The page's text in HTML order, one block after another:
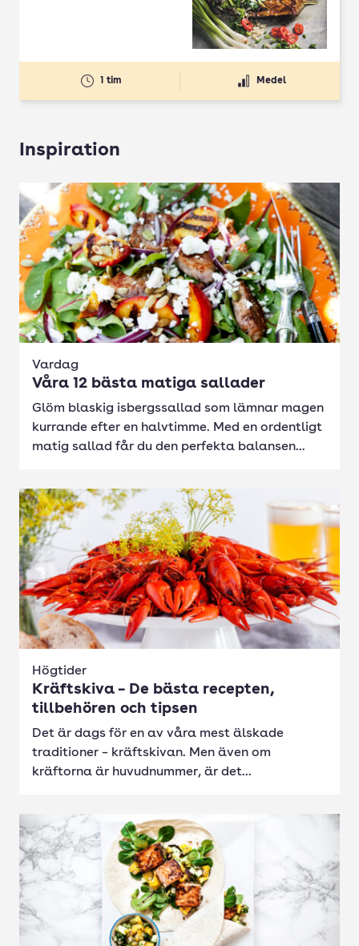
1 tim Medel
Inspiration
Vardag
Våra 12 bästa matiga sallader
Glöm blaskig isbergssallad som lämnar magen
kurrande efter en halvtimme. Med en ordentligt
matig sallad får du den perfekta balansen...
Högtider
Kräftskiva – De bästa recepten,
tillbehören och tipsen
Det är dags för en av våra mest älskade
traditioner – kräftskivan. Men även om
kräftorna är huvudnummer, är det...